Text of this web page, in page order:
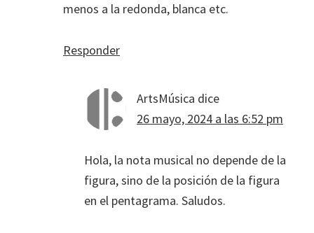
menos a la redonda, blanca etc.
Responder
ArtsMúsica dice
26 mayo, 2024 a las 6:52 pm
Hola, la nota musical no depende de la
figura, sino de la posición de la figura
en el pentagrama. Saludos.